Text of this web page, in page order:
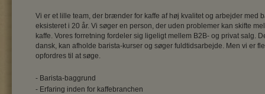
Vi er et lille team, der brænder for kaffe af høj kvalitet og arbejder med
eksisteret i 20 år. Vi søger en person, der uden problemer kan skifte
kaffe. Vores forretning fordeler sig ligeligt mellem B2B- og privat salg.
dansk, kan afholde barista-kurser og søger fuldtidsarbejde. Men vi er
opfordres til at søge.
- Barista-baggrund
- Erfaring inden for kaffebranchen